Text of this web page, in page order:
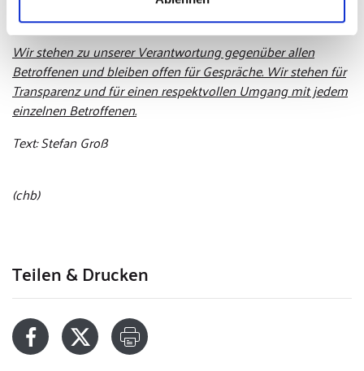
Klare Haltung, offene Türen
Wir stehen zu unserer Verantwortung gegenüber allen
Betroffenen und bleiben offen für Gespräche. Wir stehen für
Transparenz und für einen respektvollen Umgang mit jedem
einzelnen Betroffenen.
Text: Stefan Groß
(chb)
Teilen & Drucken